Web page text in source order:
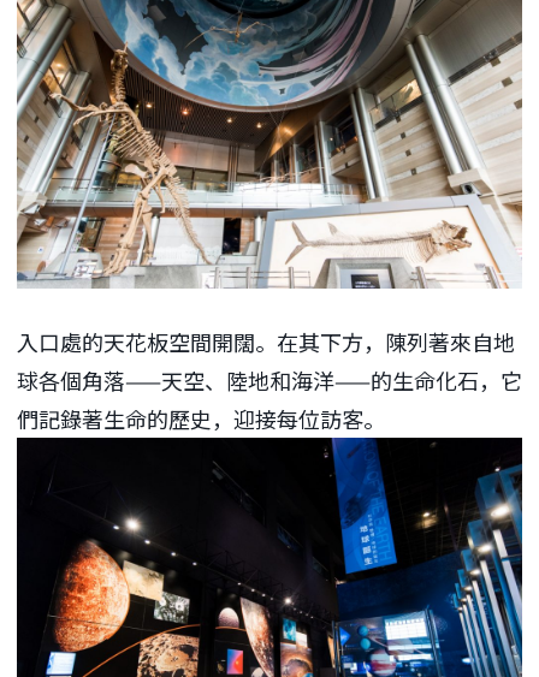
入口處的天花板空間開闊。在其下方，陳列著來自地
球各個角落——天空、陸地和海洋——的生命化石，它
們記錄著生命的歷史，迎接每位訪客。